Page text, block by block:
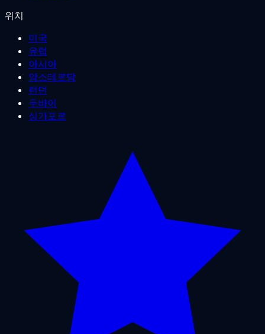
위치
미국
유럽
아시아
암스테르담
런던
두바이
싱가포르